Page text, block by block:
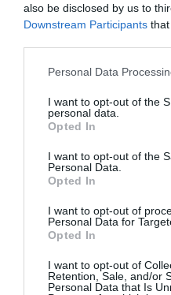
also be disclosed by us to
Downstream Participants
Please note that this
not limited to your visit or
grant or deny consent to
use your data for below
consent section.
Personal Data
I want to opt-out of the
personal data.
Opted In
I want to opt-out of the
Personal Data.
Opted In
I want to opt-out of
Personal Data for
Opted In
I want to opt-out of
Retention, Sale, and/or
Personal Data that Is
10.08.2026 | 12:00
στην Εύβοια – Τι έργα
10.08.2026 | 11:40
γίνει αύριο στα
χωριού
10.08.2026 | 11:20
Η Λίμνη Ευβοίας γίνεται
συνάντησης των γεύσεων
10.08.2026 | 11:00
ΠΕΡΙΣΣΟΤΕΡΑ ΑΠΟ
Πέθανε κτηνοτρόφος
μετά τη θανάτωση του
κοπαδιού του